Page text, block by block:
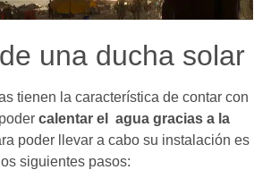
una ducha solar
tienen la característica de contar con
calentar el agua gracias a la
poder llevar a cabo su instalación es
siguientes pasos: